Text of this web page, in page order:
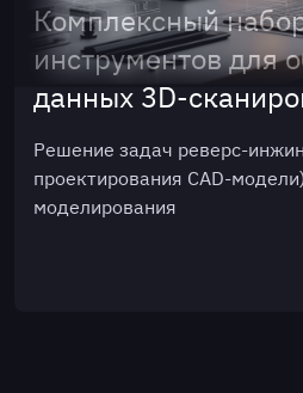
Комплексный
инструментов для
данных 3D-
Решение задач реверс-
проектирования CAD-
моделирования